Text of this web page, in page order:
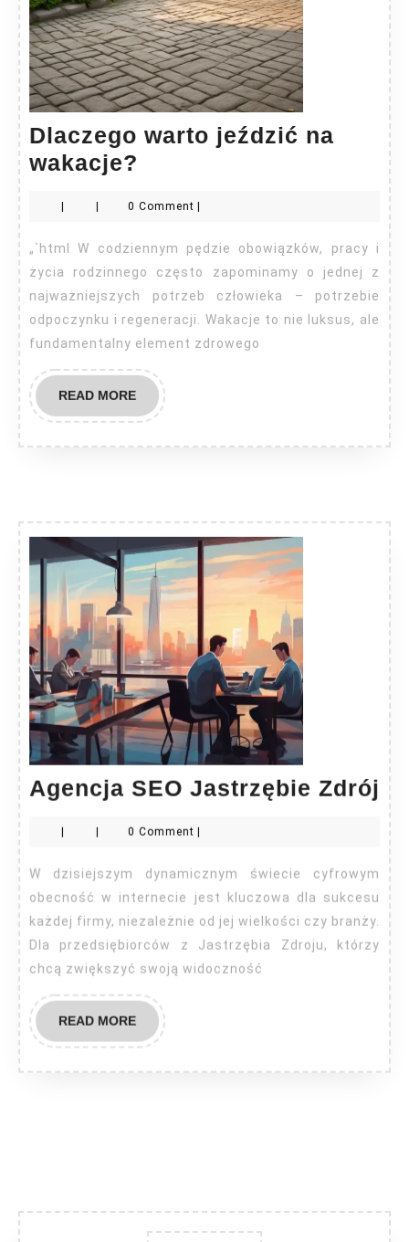
Dlaczego warto jeździć na
wakacje?
jeździć
na
wakacje?
| | 0 Comment |
„`html W codziennym pędzie obowiązków, pracy i
życia rodzinnego często zapominamy o jednej z
najważniejszych potrzeb człowieka – potrzebie
odpoczynku i regeneracji. Wakacje to nie luksus, ale
fundamentalny element zdrowego
READ MOREREAD
MORE
Agencja SEO Jastrzębie Zdrój
| | 0 Comment |
W dzisiejszym dynamicznym świecie cyfrowym
obecność w internecie jest kluczowa dla sukcesu
każdej firmy, niezależnie od jej wielkości czy branży.
Dla przedsiębiorców z Jastrzębia Zdroju, którzy
chcą zwiększyć swoją widoczność
READ MOREREAD
MORE